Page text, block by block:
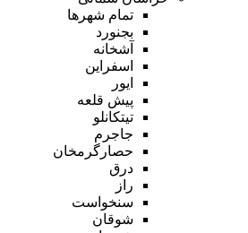
تمام شهر‌ها
بجنورد
آشخانه
اسفراین
ایور
پیش قلعه
تیتکانلو
جاجرم
حصارگرمخان
درق
راز
سنخواست
شوقان